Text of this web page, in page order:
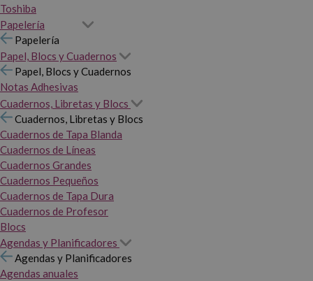
Toshiba
Papelería
Papelería
Papel, Blocs y Cuadernos
Papel, Blocs y Cuadernos
Notas Adhesivas
Cuadernos, Libretas y Blocs
Cuadernos, Libretas y Blocs
Cuadernos de Tapa Blanda
Cuadernos de Líneas
Cuadernos Grandes
Cuadernos Pequeños
Cuadernos de Tapa Dura
Cuadernos de Profesor
Blocs
Agendas y Planificadores
Agendas y Planificadores
Agendas anuales